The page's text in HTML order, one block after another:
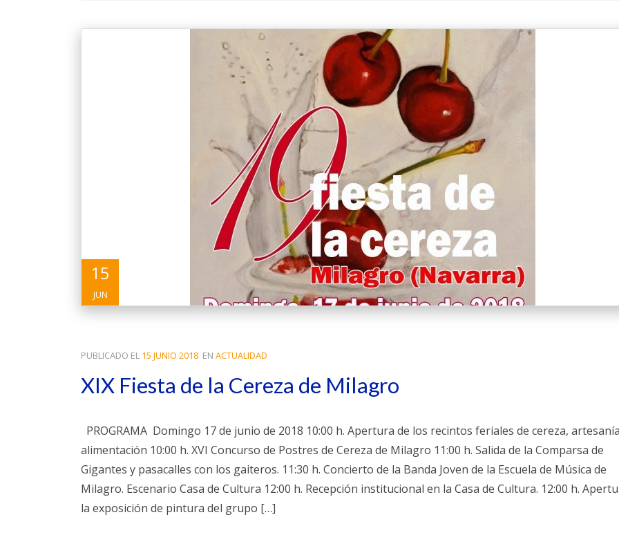
15
JUN
PUBLICADO EL 15 JUNIO 2018 EN ACTUALIDAD
XIX Fiesta de la Cereza de Milagro
PROGRAMA Domingo 17 de junio de 2018 10:00 h. Apertura de los recintos feriales de cereza,
alimentación 10:00 h. XVI Concurso de Postres de Cereza de Milagro 11:00 h. Salida de la Comparsa de
Gigantes y pasacalles con los gaiteros. 11:30 h. Concierto de la Banda Joven de la Escuela de Música de
Milagro. Escenario Casa de Cultura 12:00 h. Recepción institucional en la Casa de Cultura. 12:00 h.
la exposición de pintura del grupo […]